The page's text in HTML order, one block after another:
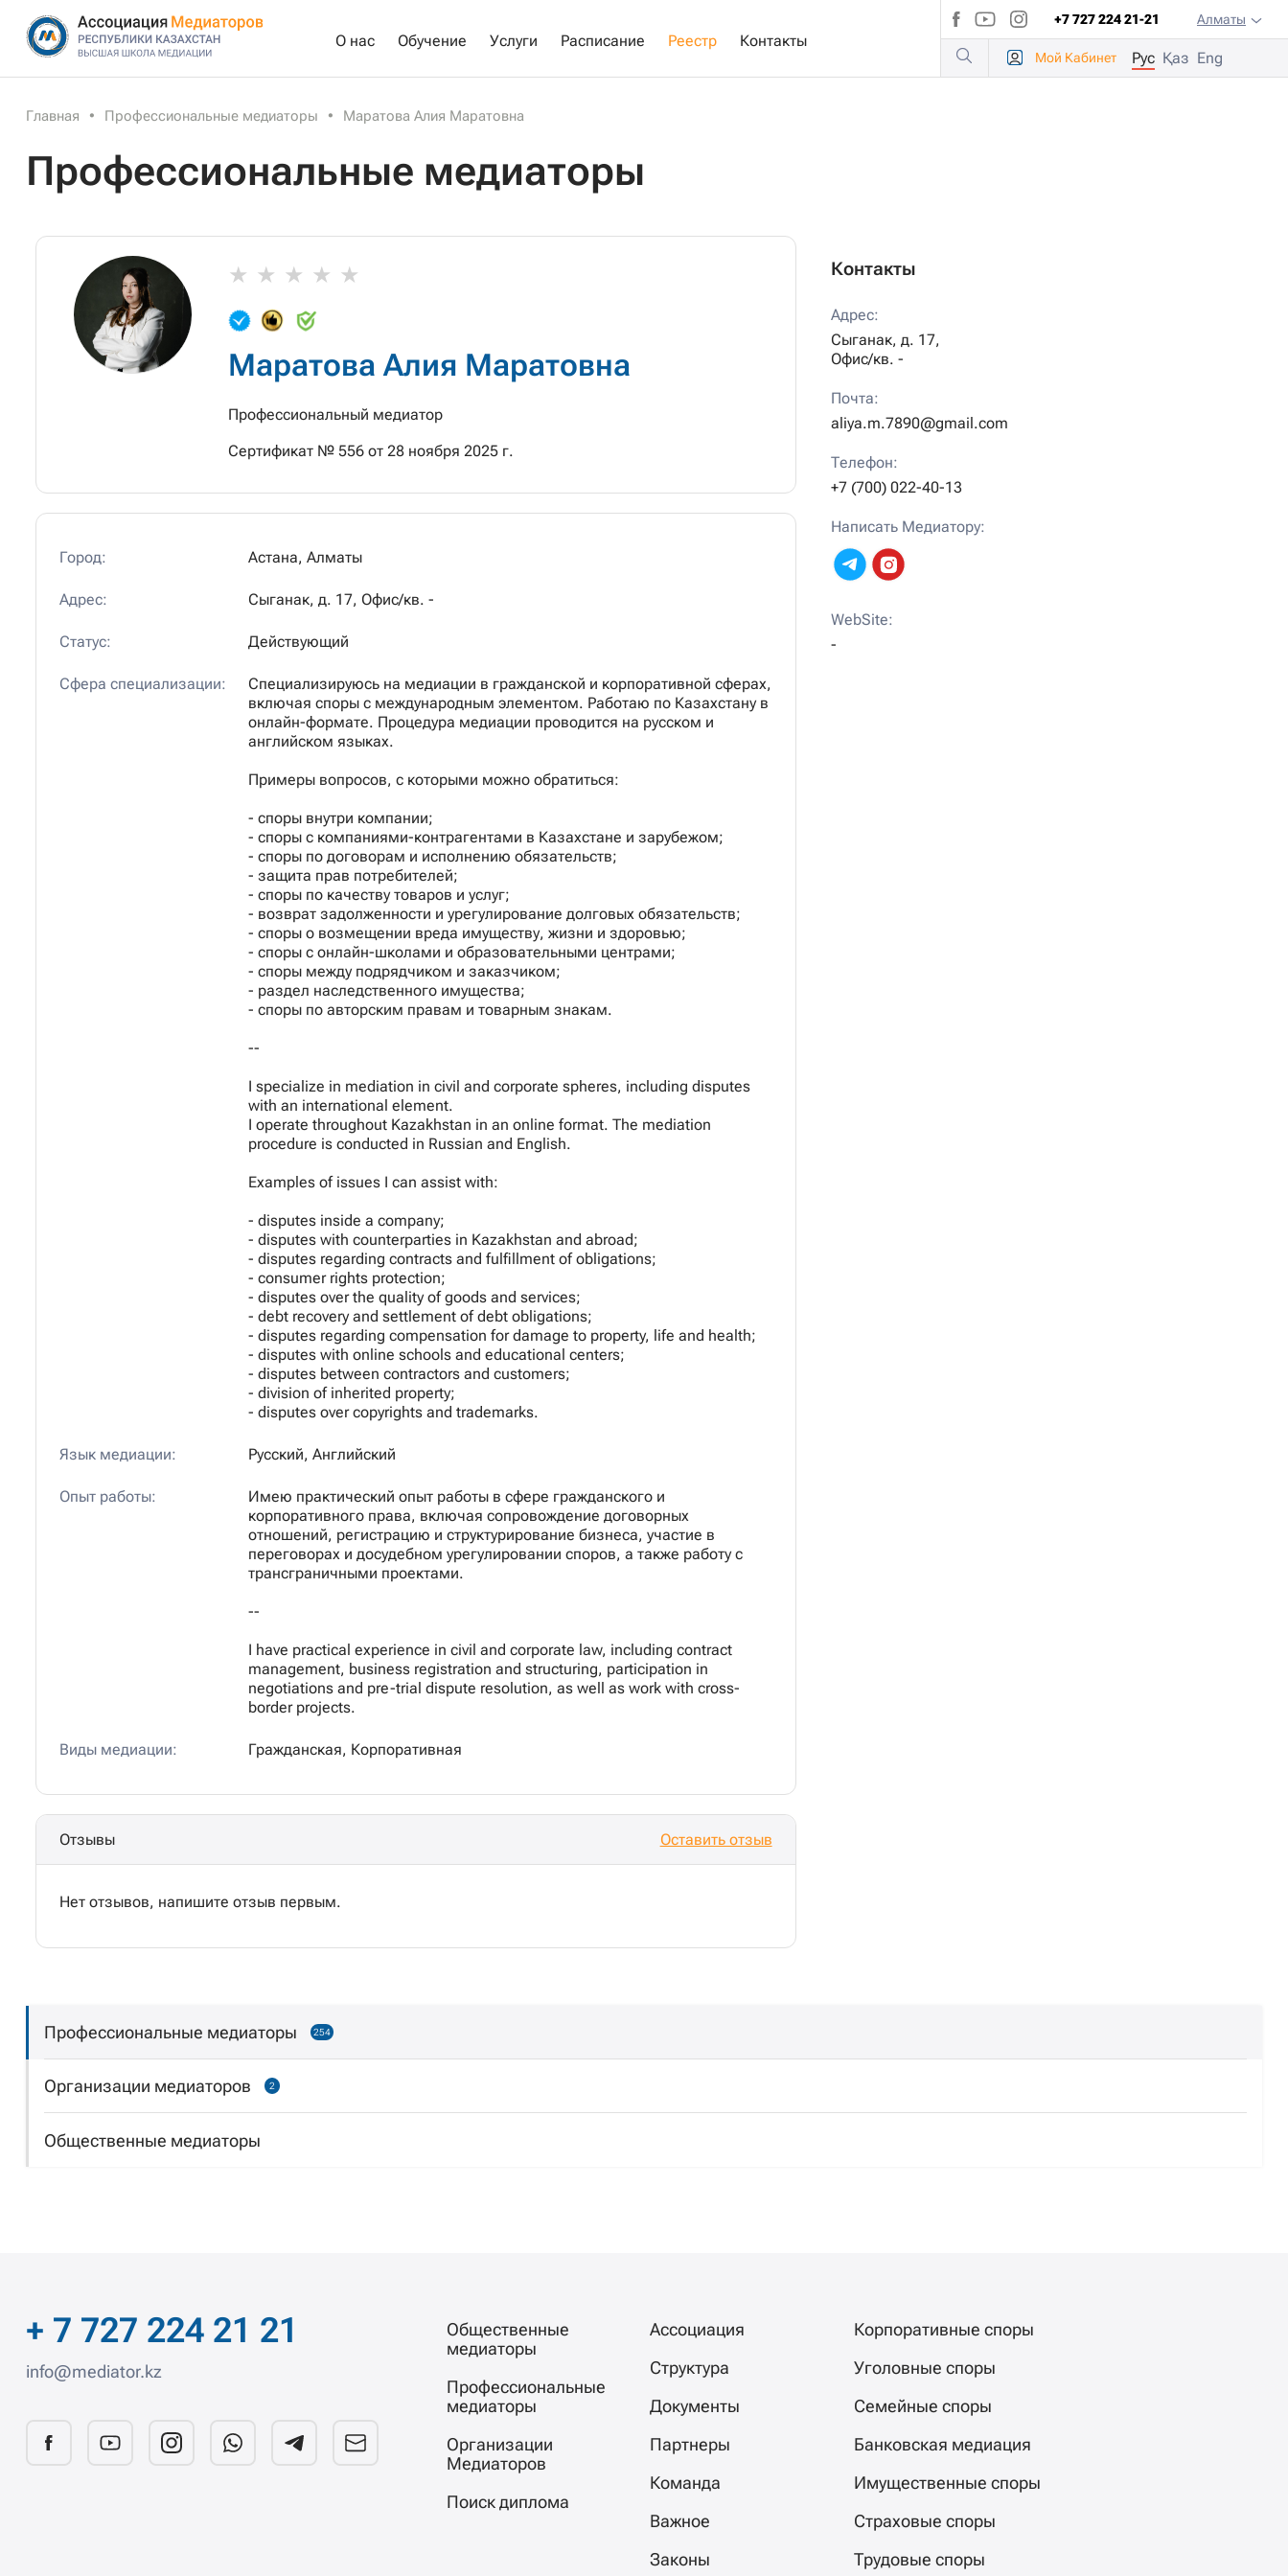
О нас Обучение Услуги Расписание Реестр Контакты
+7 727 224 21-21 Алматы
Мой Кабинет Рус Қаз Eng
Главная • Профессиональные медиаторы • Маратова Алия Маратовна
Профессиональные медиаторы
Профессиональные медиаторы 254
Организации медиаторов 2
Общественные медиаторы
Маратова Алия Маратовна
Профессиональный медиатор
Сертификат № 556 от 28 ноября 2025 г.
Город: Астана, Алматы
Адрес: Сыганак, д. 17, Офис/кв. -
Статус: Действующий
Сфера специализации:
Специализируюсь на медиации в гражданской и корпоративной сферах,
включая споры с международным элементом. Работаю по Казахстану в
онлайн-формате. Процедура медиации проводится на русском и
английском языках.
Примеры вопросов, с которыми можно обратиться:
- споры внутри компании;
- споры с компаниями-контрагентами в Казахстане и зарубежом;
- споры по договорам и исполнению обязательств;
- защита прав потребителей;
- споры по качеству товаров и услуг;
- возврат задолженности и урегулирование долговых обязательств;
- споры о возмещении вреда имуществу, жизни и здоровью;
- споры с онлайн-школами и образовательными центрами;
- споры между подрядчиком и заказчиком;
- раздел наследственного имущества;
- споры по авторским правам и товарным знакам.
--
I specialize in mediation in civil and corporate spheres, including disputes
with an international element.
I operate throughout Kazakhstan in an online format. The mediation
procedure is conducted in Russian and English.
Examples of issues I can assist with:
- disputes inside a company;
- disputes with counterparties in Kazakhstan and abroad;
- disputes regarding contracts and fulfillment of obligations;
- consumer rights protection;
- disputes over the quality of goods and services;
- debt recovery and settlement of debt obligations;
- disputes regarding compensation for damage to property, life and health;
- disputes with online schools and educational centers;
- disputes between contractors and customers;
- division of inherited property;
- disputes over copyrights and trademarks.
Язык медиации: Русский, Английский
Опыт работы:
Имею практический опыт работы в сфере гражданского и
корпоративного права, включая сопровождение договорных
отношений, регистрацию и структурирование бизнеса, участие в
переговорах и досудебном урегулировании споров, а также работу с
трансграничными проектами.
--
I have practical experience in civil and corporate law, including contract
management, business registration and structuring, participation in
negotiations and pre-trial dispute resolution, as well as work with cross-
border projects.
Виды медиации: Гражданская, Корпоративная
Отзывы Оставить отзыв
Нет отзывов, напишите отзыв первым.
Контакты
Адрес:
Сыганак, д. 17,
Офис/кв. -
Почта:
aliya.m.7890@gmail.com
Телефон:
+7 (700) 022-40-13
Написать Медиатору:
WebSite:
-
+ 7 727 224 21 21
info@mediator.kz
Общественные
медиаторы
Профессиональные
медиаторы
Организации
Медиаторов
Поиск диплома
Ассоциация
Структура
Документы
Партнеры
Команда
Важное
Законы
Корпоративные споры
Уголовные споры
Семейные споры
Банковская медиация
Имущественные споры
Страховые споры
Трудовые споры